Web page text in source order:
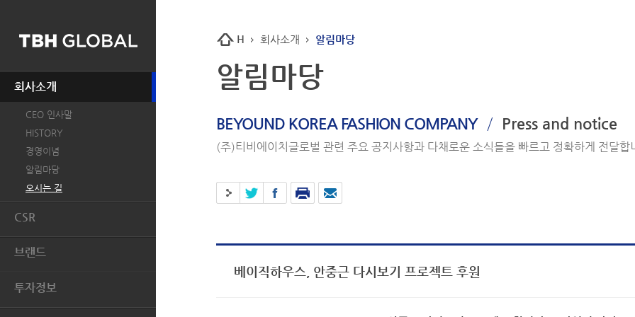
회사소개
CEO 인사말
HISTORY
경영이념
알림마당
오시는 길
CSR
개요
환경
브랜드
BASIC HOUSE
투자정보
H 회사소개 알림마당
알림마당
BEYOUND KOREA FASHION COMPANY / Press and notice
(주)티비에이치글로벌 관련 주요 공지사항과 다채로운 소식들을 빠르고 정확하게 전달합
베이직하우스, 안중근 다시보기 프로젝트 후원